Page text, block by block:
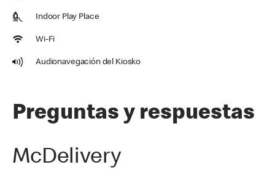
Indoor Play Place
Wi-Fi
Audionavegación del Kiosko
Preguntas y respuestas
McDelivery